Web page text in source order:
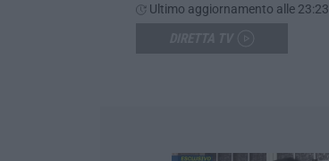
Ultimo aggiornamento alle 23:23